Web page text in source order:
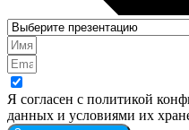
Я согласен с политикой
данных и условиями их